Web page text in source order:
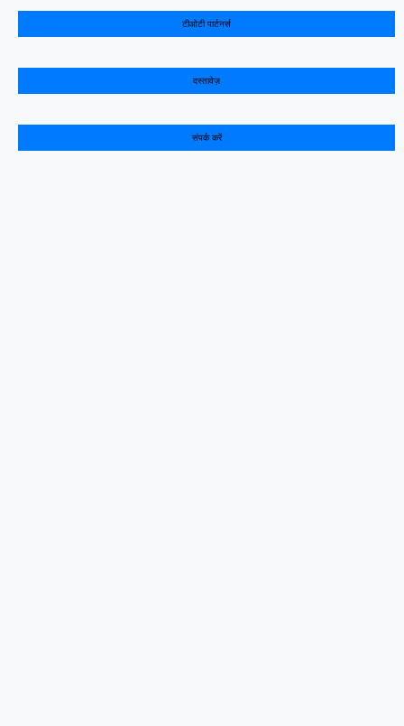
टीओटी पार्टनर्स
दस्तावेज़
संपर्क करें